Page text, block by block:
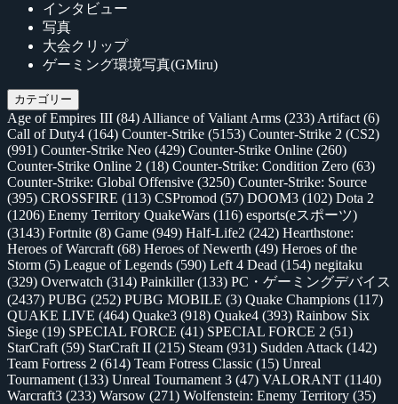
インタビュー
写真
大会クリップ
ゲーミング環境写真(GMiru)
カテゴリー
Age of Empires III (84) Alliance of Valiant Arms (233) Artifact (6)
Call of Duty4 (164) Counter-Strike (5153) Counter-Strike 2 (CS2)
(991) Counter-Strike Neo (429) Counter-Strike Online (260)
Counter-Strike Online 2 (18) Counter-Strike: Condition Zero (63)
Counter-Strike: Global Offensive (3250) Counter-Strike: Source
(395) CROSSFIRE (113) CSPromod (57) DOOM3 (102) Dota 2
(1206) Enemy Territory QuakeWars (116) esports(eスポーツ)
(3143) Fortnite (8) Game (949) Half-Life2 (242) Hearthstone:
Heroes of Warcraft (68) Heroes of Newerth (49) Heroes of the
Storm (5) League of Legends (590) Left 4 Dead (154) negitaku
(329) Overwatch (314) Painkiller(133) PC・ゲーミングデバイス
(2437) PUBG (252) PUBG MOBILE (3) Quake Champions (117)
QUAKE LIVE (464) Quake3 (918) Quake4 (393) Rainbow Six
Siege (19) SPECIAL FORCE (41) SPECIAL FORCE 2 (51)
StarCraft (59) StarCraft II (215) Steam (931) Sudden Attack (142)
Team Fortress 2 (614) Team Fotress Classic (15) Unreal
Tournament (133) Unreal Tournament 3 (47) VALORANT (1140)
Warcraft3 (233) Warsow (271) Wolfenstein: Enemy Territory (35)